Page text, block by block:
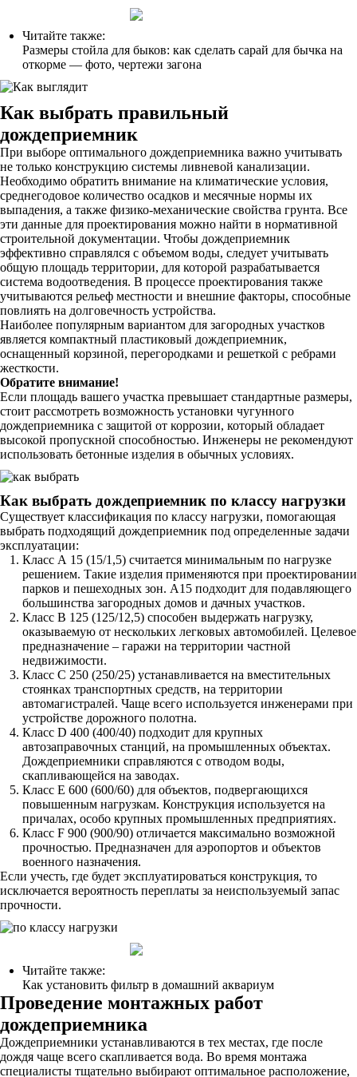
Читайте также:
Размеры стойла для быков: как сделать сарай для бычка на
откорме — фото, чертежи загона
Как выбрать правильный
дождеприемник
При выборе оптимального дождеприемника важно учитывать
не только конструкцию системы ливневой канализации.
Необходимо обратить внимание на климатические условия,
среднегодовое количество осадков и месячные нормы их
выпадения, а также физико-механические свойства грунта. Все
эти данные для проектирования можно найти в нормативной
строительной документации. Чтобы дождеприемник
эффективно справлялся с объемом воды, следует учитывать
общую площадь территории, для которой разрабатывается
система водоотведения. В процессе проектирования также
учитываются рельеф местности и внешние факторы, способные
повлиять на долговечность устройства.
Наиболее популярным вариантом для загородных участков
является компактный пластиковый дождеприемник,
оснащенный корзиной, перегородками и решеткой с ребрами
жесткости.
Обратите внимание!
Если площадь вашего участка превышает стандартные размеры,
стоит рассмотреть возможность установки чугунного
дождеприемника с защитой от коррозии, который обладает
высокой пропускной способностью. Инженеры не рекомендуют
использовать бетонные изделия в обычных условиях.
Как выбрать дождеприемник по классу нагрузки
Существует классификация по классу нагрузки, помогающая
выбрать подходящий дождеприемник под определенные задачи
эксплуатации:
Класс А 15 (15/1,5) считается минимальным по нагрузке
решением. Такие изделия применяются при проектировании
парков и пешеходных зон. А15 подходит для подавляющего
большинства загородных домов и дачных участков.
Класс В 125 (125/12,5) способен выдержать нагрузку,
оказываемую от нескольких легковых автомобилей. Целевое
предназначение – гаражи на территории частной
недвижимости.
Класс С 250 (250/25) устанавливается на вместительных
стоянках транспортных средств, на территории
автомагистралей. Чаще всего используется инженерами при
устройстве дорожного полотна.
Класс D 400 (400/40) подходит для крупных
автозаправочных станций, на промышленных объектах.
Дождеприемники справляются с отводом воды,
скапливающейся на заводах.
Класс Е 600 (600/60) для объектов, подвергающихся
повышенным нагрузкам. Конструкция используется на
причалах, особо крупных промышленных предприятиях.
Класс F 900 (900/90) отличается максимально возможной
прочностью. Предназначен для аэропортов и объектов
военного назначения.
Если учесть, где будет эксплуатироваться конструкция, то
исключается вероятность переплаты за неиспользуемый запас
прочности.
Читайте также:
Как установить фильтр в домашний аквариум
Проведение монтажных работ
дождеприемника
Дождеприемники устанавливаются в тех местах, где после
дождя чаще всего скапливается вода. Во время монтажа
специалисты тщательно выбирают оптимальное расположение,